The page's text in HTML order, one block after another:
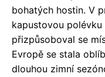
bohatých hostin. V
kapustovou
přizpůsoboval se
Evropě se stala
dlouhou zimní